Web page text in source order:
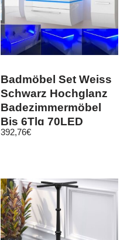
Badmöbel Set Weiss
Schwarz Hochglanz
Badezimmermöbel
Bis 6Tlg 70LED
Komplett Montiert
392,76€